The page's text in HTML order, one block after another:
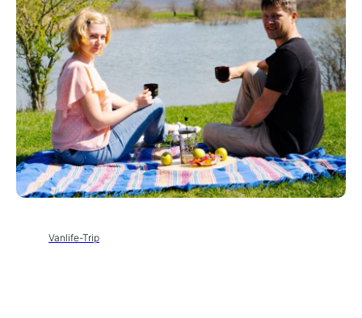
Vanlife-Trip